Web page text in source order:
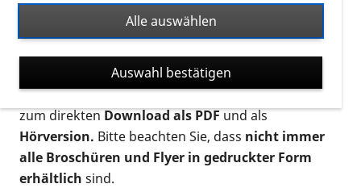
Ort. Nutzen Sie den Formatfilter, um ausschließlich
nach Flyern und Broschüren, Audios oder Videos zu
suchen. Die meisten Flyer und Broschüren werden in
verschiedenen Formaten angeboten: zur
postalischen Bestellung als gedruckte Variante
zum direktenDownload als PDFund als
Hörversion. Bitte beachten Sie, dass nicht immer
alle Broschüren und Flyer in gedruckter Form
erhältlich sind.
Alle auswählen
Auswahl bestätigen